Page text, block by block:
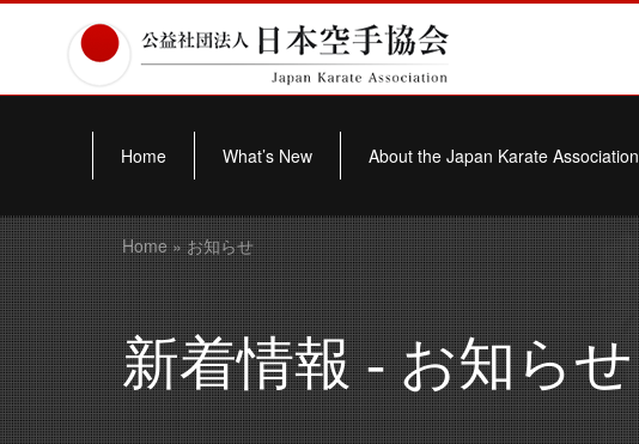
Home What’s New About the Japan Karate Association
Home» お知らせ
新着情報 - お知らせ